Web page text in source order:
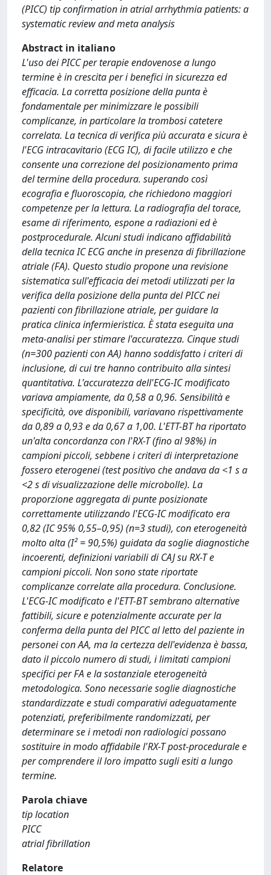
(PICC) tip confirmation in atrial arrhythmia patients: a
systematic review and meta analysis
Abstract in italiano
L'uso dei PICC per terapie endovenose a lungo
termine è in crescita per i benefici in sicurezza ed
efficacia. La corretta posizione della punta è
fondamentale per minimizzare le possibili
complicanze, in particolare la trombosi catetere
correlata. La tecnica di verifica più accurata e sicura è
l'ECG intracavitario (ECG IC), di facile utilizzo e che
consente una correzione del posizionamento prima
del termine della procedura. superando così
ecografia e fluoroscopia, che richiedono maggiori
competenze per la lettura. La radiografia del torace,
esame di riferimento, espone a radiazioni ed è
postprocedurale. Alcuni studi indicano affidabilità
della tecnica IC ECG anche in presenza di fibrillazione
atriale (FA). Questo studio propone una revisione
sistematica sull'efficacia dei metodi utilizzati per la
verifica della posizione della punta del PICC nei
pazienti con fibrillazione atriale, per guidare la
pratica clinica infermieristica. È stata eseguita una
meta-analisi per stimare l'accuratezza. Cinque studi
(n=300 pazienti con AA) hanno soddisfatto i criteri di
inclusione, di cui tre hanno contribuito alla sintesi
quantitativa. L'accuratezza dell'ECG-IC modificato
variava ampiamente, da 0,58 a 0,96. Sensibilità e
specificità, ove disponibili, variavano rispettivamente
da 0,89 a 0,93 e da 0,67 a 1,00. L'ETT-BT ha riportato
un'alta concordanza con l'RX-T (fino al 98%) in
campioni piccoli, sebbene i criteri di interpretazione
fossero eterogenei (test positivo che andava da <1 s a
<2 s di visualizzazione delle microbolle). La
proporzione aggregata di punte posizionate
correttamente utilizzando l'ECG-IC modificato era
0,82 (IC 95% 0,55–0,95) (n=3 studi), con eterogeneità
molto alta (I² = 90,5%) guidata da soglie diagnostiche
incoerenti, definizioni variabili di CAJ su RX-T e
campioni piccoli. Non sono state riportate
complicanze correlate alla procedura. Conclusione.
L'ECG-IC modificato e l'ETT-BT sembrano alternative
fattibili, sicure e potenzialmente accurate per la
conferma della punta del PICC al letto del paziente in
personei con AA, ma la certezza dell'evidenza è bassa,
dato il piccolo numero di studi, i limitati campioni
specifici per FA e la sostanziale eterogeneità
metodologica. Sono necessarie soglie diagnostiche
standardizzate e studi comparativi adeguatamente
potenziati, preferibilmente randomizzati, per
determinare se i metodi non radiologici possano
sostituire in modo affidabile l'RX-T post-procedurale e
per comprendere il loro impatto sugli esiti a lungo
termine.
Parola chiave
tip location
PICC
atrial fibrillation
Relatore